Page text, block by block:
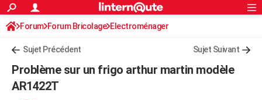
ACTUALITÉS
Politique
Société
Faits Divers
Education
Monde
Villes
+
Programme TV
TNTStreaming
Cinéma
Sorties cinéma
Musique
FINANCE
S'inscrire
Connexion
Forum Forum Bricolage Electroménager
Sujet Précédent Sujet Suivant
Problème sur un frigo arthur martin modèle
AR1422T